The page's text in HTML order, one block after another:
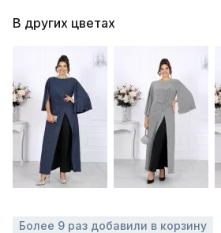
В других цветах
Более 9 раз добавили в корзину